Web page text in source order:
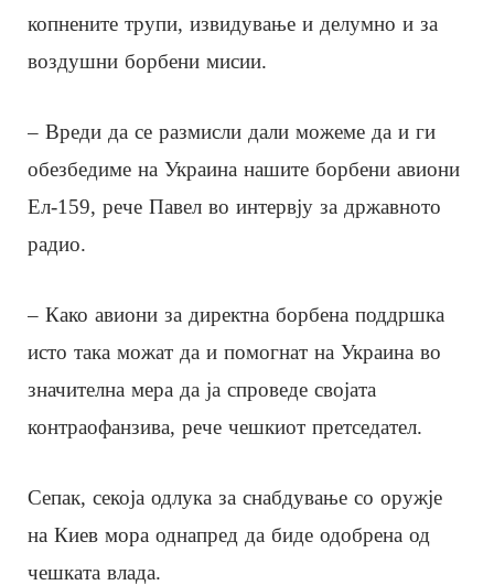
копнените трупи, извидување и делумно и за
воздушни борбени мисии.
– Вреди да се размисли дали можеме да и ги
обезбедиме на Украина нашите борбени авиони
Ел-159, рече Павел во интервју за државното
радио.
– Како авиони за директна борбена поддршка
исто така можат да и помогнат на Украина во
значителна мера да ја спроведе својата
контраофанзива, рече чешкиот претседател.
Сепак, секоја одлука за снабдување со оружје
на Киев мора однапред да биде одобрена од
чешката влада.